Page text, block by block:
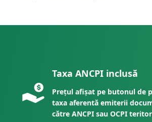
Taxa ANCPI inclusă
Prețul afișat pe butonul de
taxa aferentă emiterii
către ANCPI sau OCPI